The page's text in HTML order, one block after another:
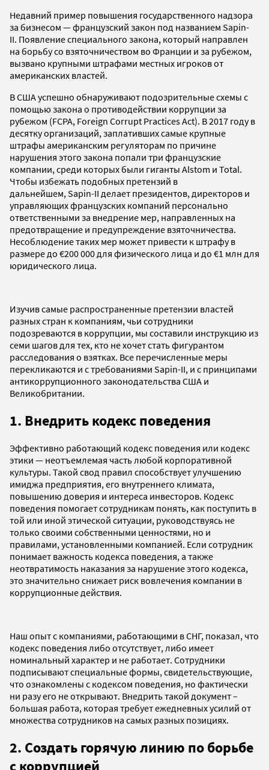
Недавний пример повышения государственного надзора
за бизнесом — французский закон под названием Sapin-
II. Появление специального закона, который направлен
на борьбу со взяточничеством во Франции и за рубежом,
вызвано крупными штрафами местных игроков от
американских властей.
В США успешно обнаруживают подозрительные схемы с
помощью закона о противодействии коррупции за
рубежом (FCPA, Foreign Corrupt Practices Act). В 2017 году в
десятку организаций, заплативших самые крупные
штрафы американским регуляторам по причине
нарушения этого закона попали три французские
компании, среди которых были гиганты Alstom и Total.
Чтобы избежать подобных претензий в
дальнейшем, Sapin-II делает президентов, директоров и
управляющих французских компаний персонально
ответственными за внедрение мер, направленных на
предотвращение и предупреждение взяточничества.
Несоблюдение таких мер может привести к штрафу в
размере до €200 000 для физического лица и до €1 млн для
юридического лица.
Изучив самые распространенные претензии властей
разных стран к компаниям, чьи сотрудники
подозреваются в коррупции, мы составили инструкцию из
семи шагов для тех, кто не хочет стать фигурантом
расследования о взятках. Все перечисленные меры
перекликаются и с требованиями Sapin-II, и с принципами
антикоррупционного законодательства США и
Великобритании.
1. Внедрить кодекс поведения
Эффективно работающий кодекс поведения или кодекс
этики — неотъемлемая часть любой корпоративной
культуры. Такой свод правил способствует улучшению
имиджа предприятия, его внутреннего климата,
повышению доверия и интереса инвесторов. Кодекс
поведения помогает сотрудникам понять, как поступить в
той или иной этической ситуации, руководствуясь не
только своими собственными ценностями, но и
правилами, установленными компанией. Если сотрудник
понимает важность кодекса поведения, а также
неотвратимость наказания за нарушение этого кодекса,
это значительно снижает риск вовлечения компании в
коррупционные действия.
Наш опыт с компаниями, работающими в СНГ, показал, что
кодекс поведения либо отсутствует, либо имеет
номинальный характер и не работает. Сотрудники
подписывают специальные формы, свидетельствующие,
что ознакомлены с кодексом поведения, но фактически
ни разу его не открывают. Внедрить такой документ –
большая работа, которая требует ежедневных усилий от
множества сотрудников на самых разных позициях.
2. Создать горячую линию по борьбе
с коррупцией